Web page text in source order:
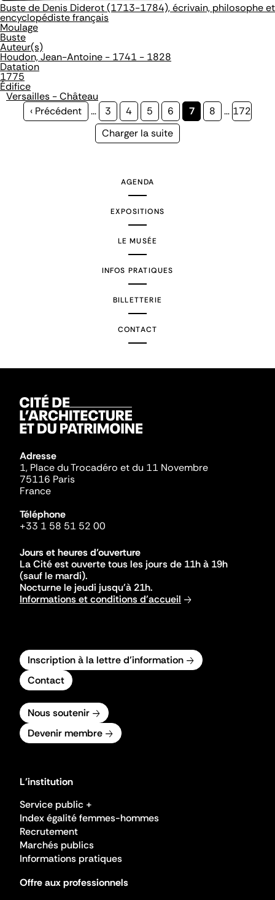
Buste de Denis Diderot (1713-1784), écrivain, philosophe et
encyclopédiste français
Moulage
Buste
Auteur(s)
Houdon, Jean-Antoine - 1741 - 1828
Datation
1775
Édifice
Versailles - Château
Page
‹ Précédent … Page
3 Page
4 Page
5 Page
6
Page
7 Page
8 … Page
172
Page
Charger la suite
AGENDA
EXPOSITIONS
LE MUSÉE
INFOS PRATIQUES
BILLETTERIE
CONTACT
Adresse
1, Place du Trocadéro et du 11 Novembre
75116 Paris
France
Téléphone
+33 1 58 51 52 00
Jours et heures d'ouverture
La Cité est ouverte tous les jours de 11h à 19h
(sauf le mardi).
Nocturne le jeudi jusqu'à 21h.
Informations et conditions d'accueil
Inscription à la lettre d'information
Contact
Nous soutenir
Devenir membre
L'institution
Service public +
Index égalité femmes-hommes
Recrutement
Marchés publics
Informations pratiques
Offre aux professionnels